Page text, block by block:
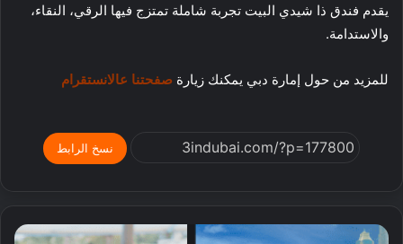
يقدم فندق ذا شيدي البيت تجربة شاملة تمتزج فيها الرقي، النقاء،
والاستدامة.
للمزيد من حول إمارة دبي يمكنك زيارة صفحتنا عالانستقرام
نسخ الرابط